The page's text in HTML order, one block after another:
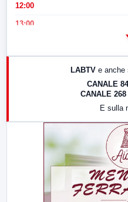
12:00
13:00
17:00
LABTV e anche
CANALE 84
CANALE 268
E sulla